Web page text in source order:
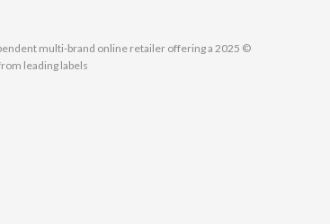
multi-brand online retailer offering a
leading labels.